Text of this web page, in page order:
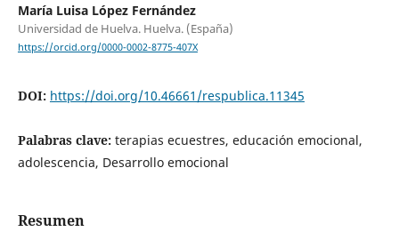
María Luisa López Fernández
Universidad de Huelva. Huelva. (España)
https://orcid.org/0000-0002-8775-407X
DOI: https://doi.org/10.46661/respublica.11345
Palabras clave: terapias ecuestres, educación emocional,
adolescencia, Desarrollo emocional
Resumen